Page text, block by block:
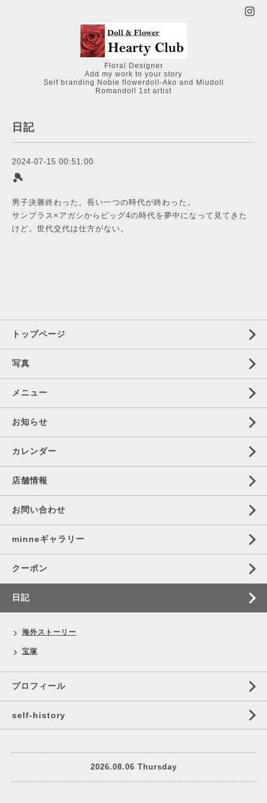
Floral Designer
Add my work to your story
Self branding Noble flowerdoll-Ako and Miudoll
Romandoll 1st artist
日記
2024-07-15 00:51:00
🎾
男子決勝終わった。長い一つの時代が終わった。
サンプラス×アガシからビッグ4の時代を夢中になって見てきた
けど。世代交代は仕方がない。
トップページ
写真
メニュー
お知らせ
カレンダー
店舗情報
お問い合わせ
minneギャラリー
クーポン
日記
海外ストーリー
宝塚
プロフィール
self‐history
2026.08.06 Thursday